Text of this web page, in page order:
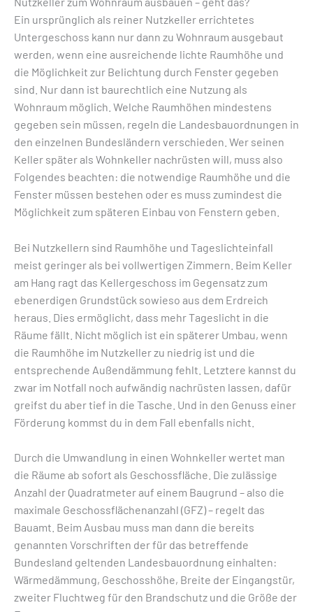
Ein ursprünglich als reiner Nutzkeller errichtetes
Untergeschoss kann nur dann zu Wohnraum ausgebaut
werden, wenn eine ausreichende lichte Raumhöhe und
die Möglichkeit zur Belichtung durch Fenster gegeben
sind. Nur dann ist baurechtlich eine Nutzung als
Wohnraum möglich. Welche Raumhöhen mindestens
gegeben sein müssen, regeln die Landesbauordnungen in
den einzelnen Bundesländern verschieden. Wer seinen
Keller später als Wohnkeller nachrüsten will, muss also
Folgendes beachten: die notwendige Raumhöhe und die
Fenster müssen bestehen oder es muss zumindest die
Möglichkeit zum späteren Einbau von Fenstern geben.
Bei Nutzkellern sind Raumhöhe und Tageslichteinfall
meist geringer als bei vollwertigen Zimmern. Beim Keller
am Hang ragt das Kellergeschoss im Gegensatz zum
ebenerdigen Grundstück sowieso aus dem Erdreich
heraus. Dies ermöglicht, dass mehr Tageslicht in die
Räume fällt. Nicht möglich ist ein späterer Umbau, wenn
die Raumhöhe im Nutzkeller zu niedrig ist und die
entsprechende Außendämmung fehlt. Letztere kannst du
zwar im Notfall noch aufwändig nachrüsten lassen, dafür
greifst du aber tief in die Tasche. Und in den Genuss einer
Förderung kommst du in dem Fall ebenfalls nicht.
Durch die Umwandlung in einen Wohnkeller wertet man
die Räume ab sofort als Geschossfläche. Die zulässige
Anzahl der Quadratmeter auf einem Baugrund – also die
maximale Geschossflächenanzahl (GFZ) – regelt das
Bauamt. Beim Ausbau muss man dann die bereits
genannten Vorschriften der für das betreffende
Bundesland geltenden Landesbauordnung einhalten:
Wärmedämmung, Geschosshöhe, Breite der Eingangstür,
zweiter Fluchtweg für den Brandschutz und die Größe der